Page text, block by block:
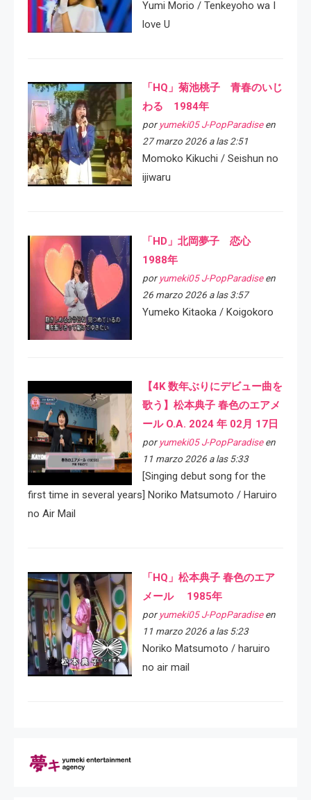
Yumi Morio / Tenkeyoho wa I
love U
「HQ」菊池桃子 青春のいじ
わる 1984年
por yumeki05 J-PopParadiseen
27 marzo 2026 a las 2:51
Momoko Kikuchi / Seishun no
ijiwaru
「HD」北岡夢子 恋心
1988年
por yumeki05 J-PopParadiseen
26 marzo 2026 a las 3:57
Yumeko Kitaoka / Koigokoro
【4K 数年ぶりにデビュー曲を
歌う】松本典子 春色のエアメ
ール O.A. 2024 年 02月 17日
por yumeki05 J-PopParadiseen
11 marzo 2026 a las 5:33
[Singing debut song for the
first time in several years] Noriko Matsumoto / Haruiro
no Air Mail
「HQ」松本典子 春色のエア
メール 1985年
por yumeki05 J-PopParadiseen
11 marzo 2026 a las 5:23
Noriko Matsumoto / haruiro
no air mail